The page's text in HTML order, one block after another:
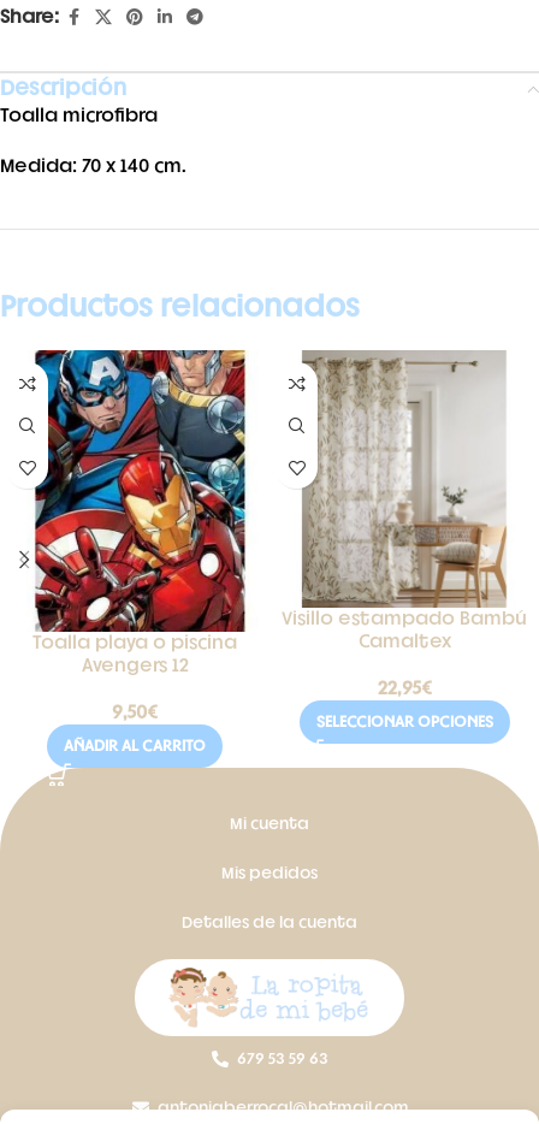
Share:
Descripción
Toalla microfibra
Medida: 70 x 140 cm.
Productos relacionados
Toalla playa o piscina
Avengers 12
9,50€
AÑADIR AL CARRITO
Visillo estampado Bambú
Camaltex
22,95€
SELECCIONAR OPCIONES
Mi cuenta
Mis pedidos
Detalles de la cuenta
679 53 59 63
antoniaberrocal@hotmail.com